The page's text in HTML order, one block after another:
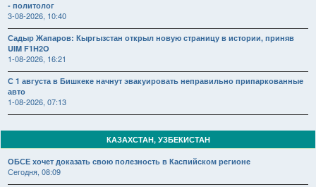
- политолог
3-08-2026, 10:40
Садыр Жапаров: Кыргызстан открыл новую страницу в истории, приняв
UIM F1H2O
1-08-2026, 16:21
С 1 августа в Бишкеке начнут эвакуировать неправильно припаркованные
авто
1-08-2026, 07:13
КАЗАХСТАН, УЗБЕКИСТАН
ОБСЕ хочет доказать свою полезность в Каспийском регионе
Сегодня, 08:09